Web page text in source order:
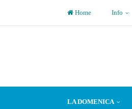
Home Info
LA DOMENICA